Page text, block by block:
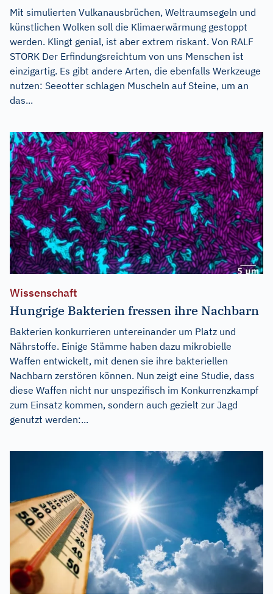
Mit simulierten Vulkanausbrüchen, Weltraumsegeln und
künstlichen Wolken soll die Klimaerwärmung gestoppt
werden. Klingt genial, ist aber extrem riskant. Von RALF
STORK Der Erfindungsreichtum von uns Menschen ist
einzigartig. Es gibt andere Arten, die ebenfalls Werkzeuge
nutzen: Seeotter schlagen Muscheln auf Steine, um an
das...
Wissenschaft
Hungrige Bakterien fressen ihre Nachbarn
Bakterien konkurrieren untereinander um Platz und
Nährstoffe. Einige Stämme haben dazu mikrobielle
Waffen entwickelt, mit denen sie ihre bakteriellen
Nachbarn zerstören können. Nun zeigt eine Studie, dass
diese Waffen nicht nur unspezifisch im Konkurrenzkampf
zum Einsatz kommen, sondern auch gezielt zur Jagd
genutzt werden:...